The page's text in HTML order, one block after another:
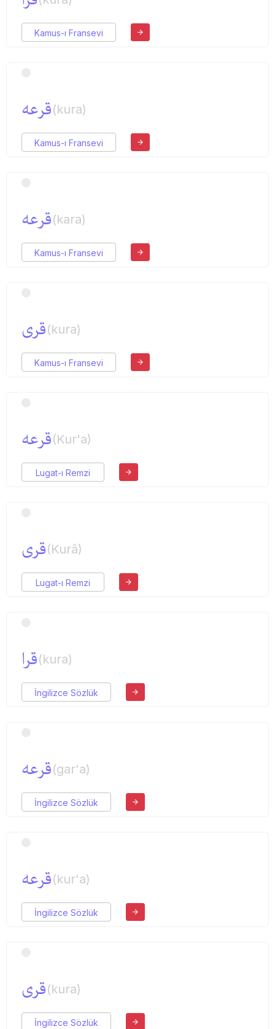
Kamus-ı Fransevi
قرعه(kura)
Kamus-ı Fransevi
قرعه(kara)
Kamus-ı Fransevi
قری(kura)
Kamus-ı Fransevi
قرعه(Kur'a)
Lugat-ı Remzi
قری(Kurâ)
Lugat-ı Remzi
قرا(kura)
İngilizce Sözlük
قرعه(gar'a)
İngilizce Sözlük
قرعه(kur'a)
İngilizce Sözlük
قری(kura)
İngilizce Sözlük